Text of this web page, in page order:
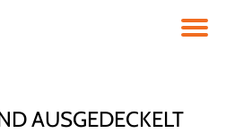
AUSGEDECKELT